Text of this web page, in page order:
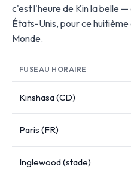
c'est l'heure de Kin la belle
États-Unis, pour ce
Monde.
FUSEAU HORAIRE
Kinshasa (CD)
Paris (FR)
Inglewood (stade)